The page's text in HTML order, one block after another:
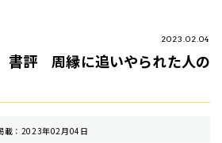
2023.02.04
書評 周縁に追いやられた人の
載：2023年02月04日